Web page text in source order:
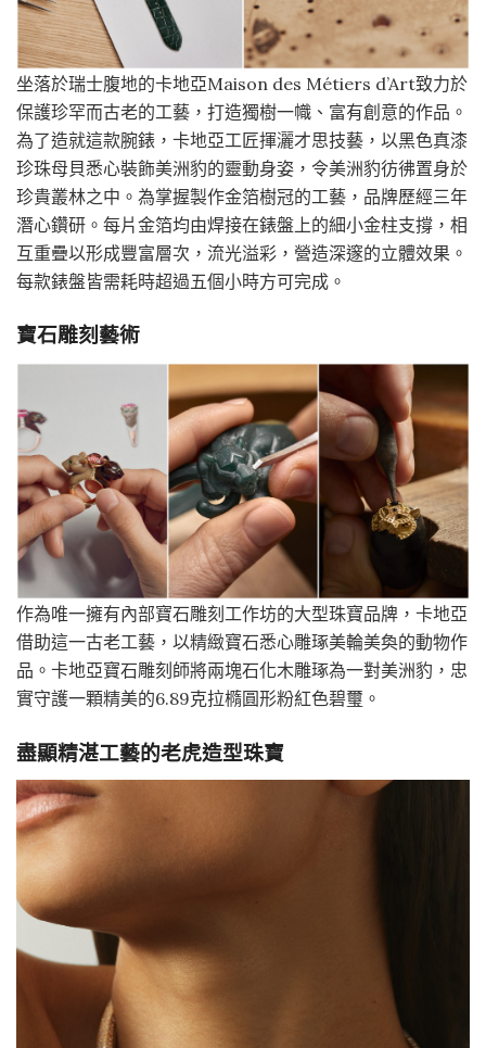
坐落於瑞士腹地的卡地亞Maison des Métiers d’Art致力於
保護珍罕而古老的工藝，打造獨樹一幟、富有創意的作品。
為了造就這款腕錶，卡地亞工匠揮灑才思技藝，以黑色真漆
珍珠母貝悉心裝飾美洲豹的靈動身姿，令美洲豹彷彿置身於
珍貴叢林之中。為掌握製作金箔樹冠的工藝，品牌歷經三年
潛心鑽研。每片金箔均由焊接在錶盤上的細小金柱支撐，相
互重疊以形成豐富層次，流光溢彩，營造深邃的立體效果。
每款錶盤皆需耗時超過五個小時方可完成。
寶石雕刻藝術
作為唯一擁有內部寶石雕刻工作坊的大型珠寶品牌，卡地亞
借助這一古老工藝，以精緻寶石悉心雕琢美輪美奐的動物作
品。卡地亞寶石雕刻師將兩塊石化木雕琢為一對美洲豹，忠
實守護一顆精美的6.89克拉橢圓形粉紅色碧璽。
盡顯精湛工藝的老虎造型珠寶